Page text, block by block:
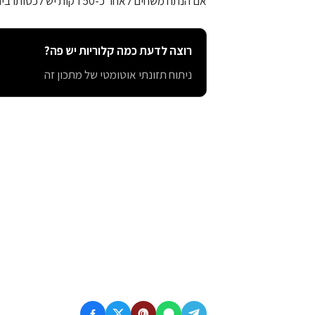
רוצה לדעת כמה קלוריות יש פה?
ניתוח תזונתי אוטומטי של מתכון זה